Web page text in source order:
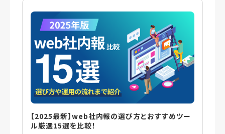
【2025最新】web社内報の選び方とおすすめツー
ル厳選15選を比較！